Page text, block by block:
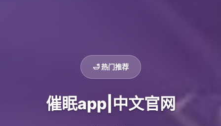
🛁 热门推荐
催眠app|中文官网